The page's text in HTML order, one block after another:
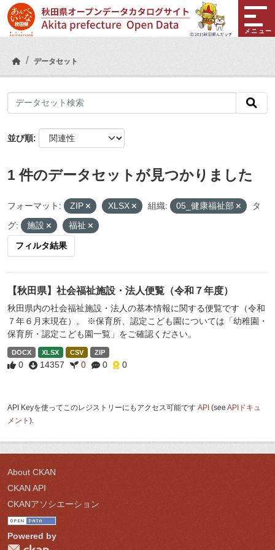
Skip to main content
メニュー
データセット
並び順
1 件のデータセットが見つかりました
フォーマット: ZIP XLSX 組織: 05_健康福祉部
タ
グ:
施設 福祉
フィルタ結果
【秋田県】社会福祉施設・法人便覧（令和７年度）
秋田県内の社会福祉施設・法人の基本情報に関する便覧です（令和
７年６月末現在）。 ※保育所、認定こども園については「幼稚園・
保育所・認定こども園一覧」をご確認ください。
DOCX XLSX CSV ZIP
0 14357 0 0 0
API Keyを使ってこのレジストリーにもアクセス可能です API (see APIドキュ
メント ).
About CKAN
CKAN API
CKANアソシエーション
Powered by